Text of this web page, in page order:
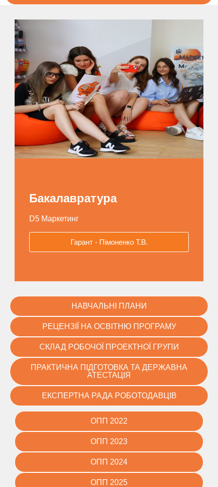
Бакалавратура
D5 Маркетинг
Гарант - Пімоненко Т.В.
НАВЧАЛЬНІ ПЛАНИ
РЕЦЕНЗІЇ НА ОСВІТНЮ ПРОГРАМУ
СКЛАД РОБОЧОЇ ПРОЕКТНОЇ ГРУПИ
ПРАКТИЧНА ПІДГОТОВКА ТА ДЕРЖАВНА
АТЕСТАЦІЯ
ЕКСПЕРТНА РАДА РОБОТОДАВЦІВ
ОПП 2022
ОПП 2023
ОПП 2024
ОПП 2025